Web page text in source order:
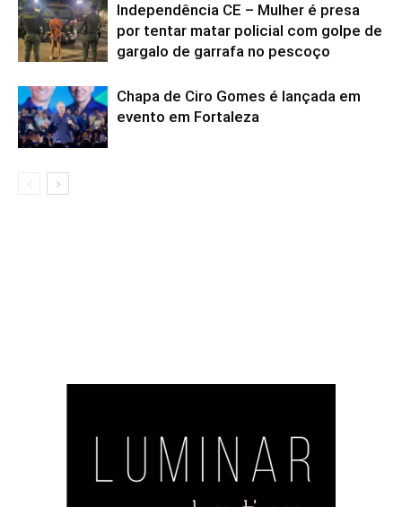
Independência CE – Mulher é presa
por tentar matar policial com golpe de
gargalo de garrafa no pescoço
Chapa de Ciro Gomes é lançada em
evento em Fortaleza